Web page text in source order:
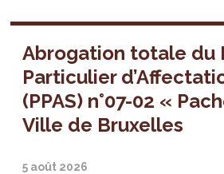
Abrogation totale du
Particulier
(PPAS) n°07-02 «
Ville de Bruxelles
5 août 2026